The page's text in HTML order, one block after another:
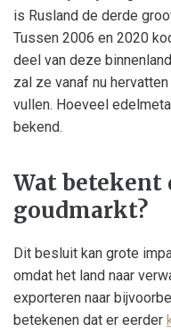
is Rusland de derde
Tussen 2006 en 2020
deel van deze
zal ze vanaf nu
vullen. Hoeveel
bekend.
Wat betekent
goudmarkt?
Dit besluit kan grote
omdat het land naar
exporteren naar
betekenen dat er eerder